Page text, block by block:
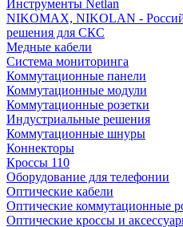
Инструменты Netlan
NIKOMAX, NIKOLAN -
решения для СКС
Медные кабели
Система мониторинга
Коммутационные панели
Коммутационные модули
Коммутационные розетки
Индустриальные решения
Коммутационные шнуры
Коннекторы
Кроссы 110
Оборудование для телефонии
Оптические кабели
Оптические коммутационные
Оптические кроссы и